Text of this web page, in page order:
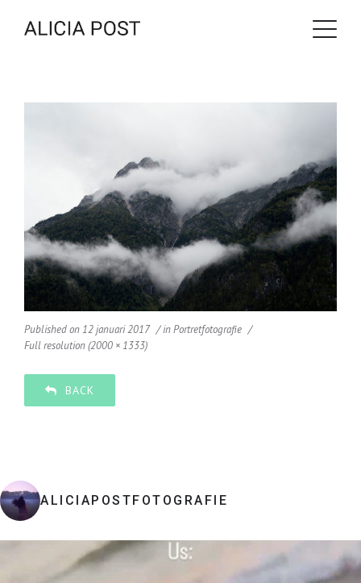
Published on 12 januari 2017 inPortretfotografie
Full resolution (2000 × 1333)
BACK
ALICIAPOSTFOTOGRAFIE